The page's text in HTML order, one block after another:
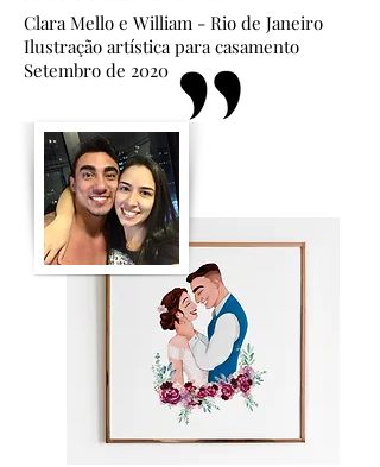
Clara Mello e William - Rio de Janeiro
Ilustração artística para casamento
Setembro de 2020